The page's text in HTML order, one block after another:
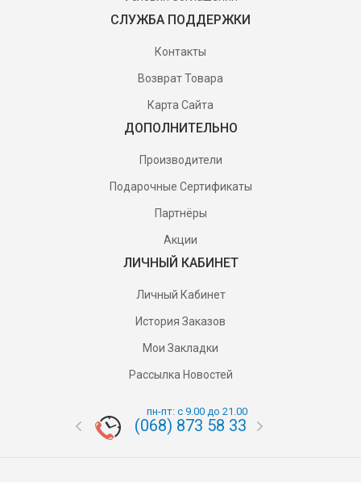
СЛУЖБА ПОДДЕРЖКИ
Контакты
Возврат Товара
Карта Сайта
ДОПОЛНИТЕЛЬНО
Производители
Подарочные Сертификаты
Партнёры
Акции
ЛИЧНЫЙ КАБИНЕТ
Личный Кабинет
История Заказов
Мои Закладки
Рассылка Новостей
пн-пт: с 9.00 до 21.00
(068) 873 58 33